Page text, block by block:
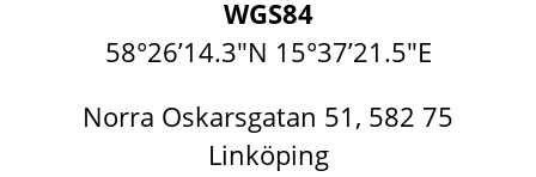
WGS84
58°26’14.3″N 15°37’21.5″E
Norra Oskarsgatan 51, 582 75
Linköping